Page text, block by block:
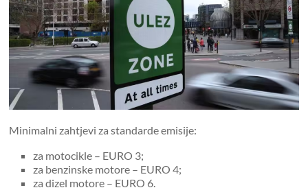
Minimalni zahtjevi za standarde emisije:
za motocikle – EURO 3;
za benzinske motore – EURO 4;
za dizel motore – EURO 6.